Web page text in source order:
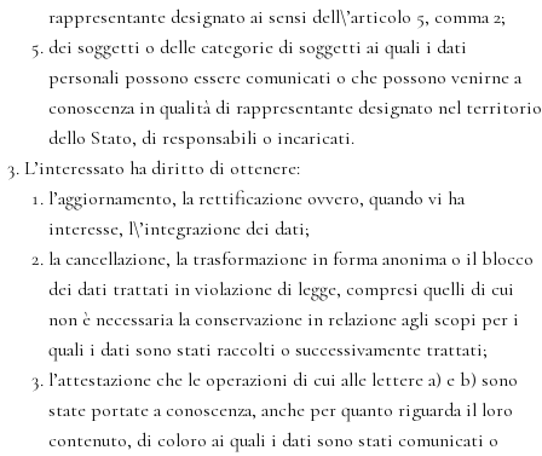
rappresentante designato ai sensi dell\’articolo 5, comma 2;
dei soggetti o delle categorie di soggetti ai quali i dati
personali possono essere comunicati o che possono venirne a
conoscenza in qualità di rappresentante designato nel territorio
dello Stato, di responsabili o incaricati.
L’interessato ha diritto di ottenere:
l’aggiornamento, la rettificazione ovvero, quando vi ha
interesse, l\’integrazione dei dati;
la cancellazione, la trasformazione in forma anonima o il blocco
dei dati trattati in violazione di legge, compresi quelli di cui
non è necessaria la conservazione in relazione agli scopi per i
quali i dati sono stati raccolti o successivamente trattati;
l’attestazione che le operazioni di cui alle lettere a) e b) sono
state portate a conoscenza, anche per quanto riguarda il loro
contenuto, di coloro ai quali i dati sono stati comunicati o